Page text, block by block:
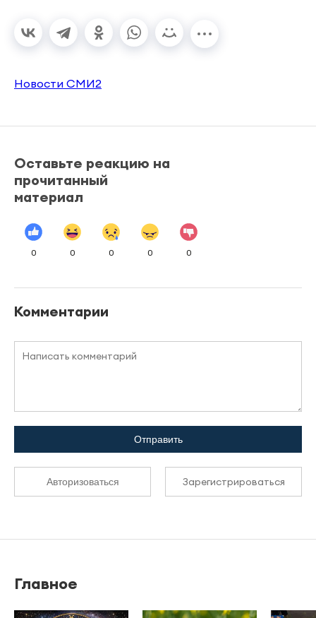
Новости СМИ2
Оставьте реакцию на
прочитанный
материал
0 0 0 0 0
Комментарии
Отправить
Авторизоваться Зарегистрироваться
Главное